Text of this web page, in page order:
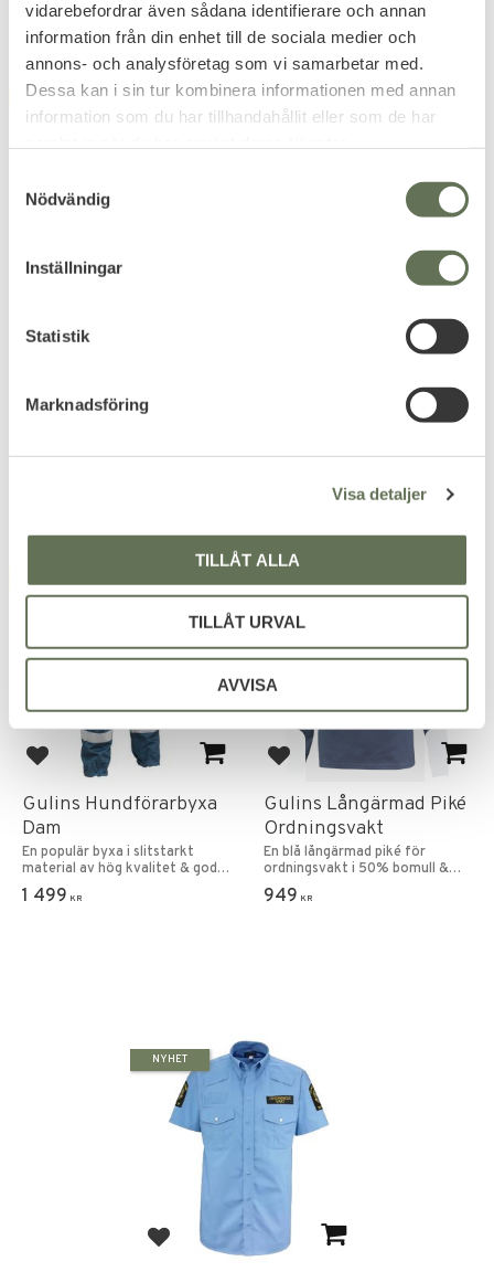
vidarebefordrar även sådana identifierare och annan
information från din enhet till de sociala medier och
annons- och analysföretag som vi samarbetar med.
Dessa kan i sin tur kombinera informationen med annan
information som du har tillhandahållit eller som de har
Nödvändig
Inställningar
Statistik
Marknadsföring
Visa detaljer
TILLÅT ALLA
TILLÅT URVAL
AVVISA
Gulins OV Dambyxa
Slim
1 376
FAVORIT
Lägg till i favoriter
Gulins OV Båtmössa
Blå klassisk båtmössa med gul
FAVORIT
Lägg till i favoriter
Gulins Hundförarbyxa
Dam
En populär byxa i slitstarkt
material av hög kvalitet & god
passform.
1 499 KR
Lägg till i favoriter
Gulins Långärmad Piké
Ordningsvakt
En blå långärmad piké för
ordningsvakt i 50% bomull &
50% polyester.
949 KR
Lägg till i favoriter
NYHET